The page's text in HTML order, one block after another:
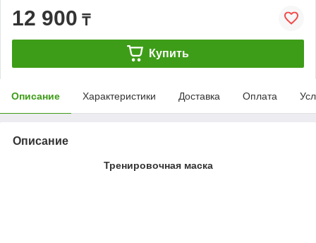
12 900 ₸
Купить
Описание Характеристики Доставка Оплата
Описание
Тренировочная маска